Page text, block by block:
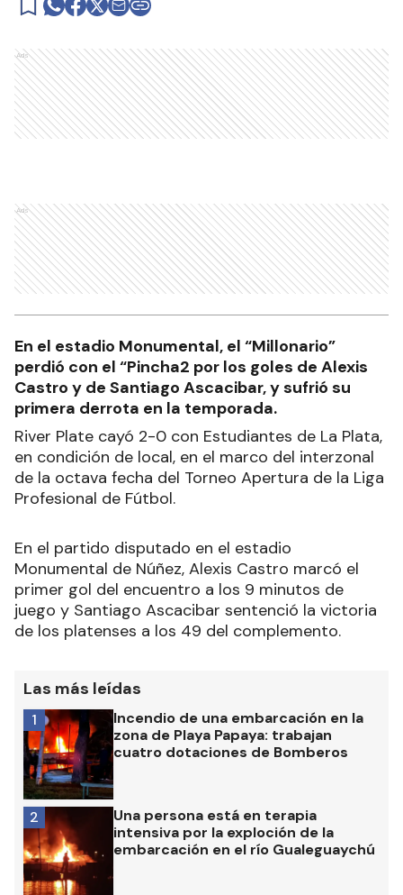
Ads
Ads
En el estadio Monumental, el “Millonario”
perdió con el “Pincha2 por los goles de Alexis
Castro y de Santiago Ascacibar, y sufrió su
primera derrota en la temporada.
River Plate cayó 2-0 con Estudiantes de La Plata,
en condición de local, en el marco del interzonal
de la octava fecha del Torneo Apertura de la Liga
Profesional de Fútbol.
En el partido disputado en el estadio
Monumental de Núñez, Alexis Castro marcó el
primer gol del encuentro a los 9 minutos de
juego y Santiago Ascacibar sentenció la victoria
de los platenses a los 49 del complemento.
Las más leídas
Incendio de una embarcación en la
zona de Playa Papaya: trabajan
cuatro dotaciones de Bomberos
1
Una persona está en terapia
intensiva por la exploción de la
embarcación en el río Gualeguaychú
2